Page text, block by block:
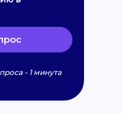
- 1 минута